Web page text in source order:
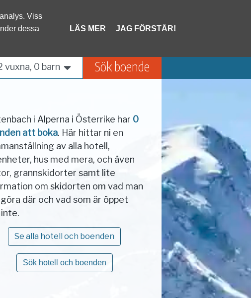
Frankrike
vuxna, 0 barn Sök boende
i Alperna i Österrike har 0
att boka. Här hittar ni en
av alla hotell,
hus med mera, och även
grannskidorter samt lite
om skidorten om vad man
göra där och vad som är öppet
Se alla hotell och boenden
Sök hotell och boenden
Viss
dessa
LÄS MER JAG FÖRSTÅR!